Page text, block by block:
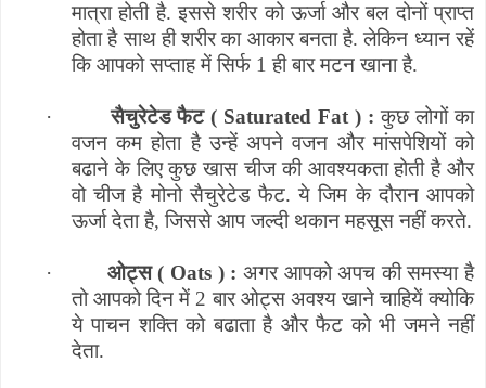
मात्रा होती है. इससे शरीर को ऊर्जा और बल दोनों प्राप्त
होता है साथ ही शरीर का आकार बनता है. लेकिन ध्यान रहें
कि आपको सप्ताह में सिर्फ 1 ही बार मटन खाना है.
· सैचुरेटेड फैट ( Saturated Fat) : कुछ लोगों का
वजन कम होता है उन्हें अपने वजन और मांसपेशियों को
बढाने के लिए कुछ खास चीज की आवश्यकता होती है और
वो चीज है मोनो सैचुरेटेड फैट. ये जिम के दौरान आपको
ऊर्जा देता है,जिससे आप जल्दी थकान महसूस नहीं करते.
· ओट्स ( Oats ) : अगर आपको अपच की समस्या है
तो आपको दिन में 2 बार ओट्स अवश्य खाने चाहियें क्योकि
ये पाचन शक्ति को बढाता है और फैट को भी जमने नहीं
देता.